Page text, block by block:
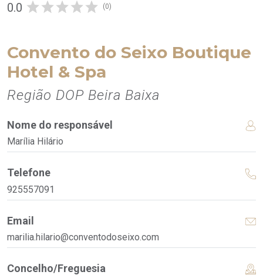
0.0 (0)
Convento do Seixo Boutique
Hotel & Spa
Região DOP Beira Baixa
Nome do responsável
Marília Hilário
Telefone
925557091
Email
marilia.hilario@conventodoseixo.com
Concelho/Freguesia